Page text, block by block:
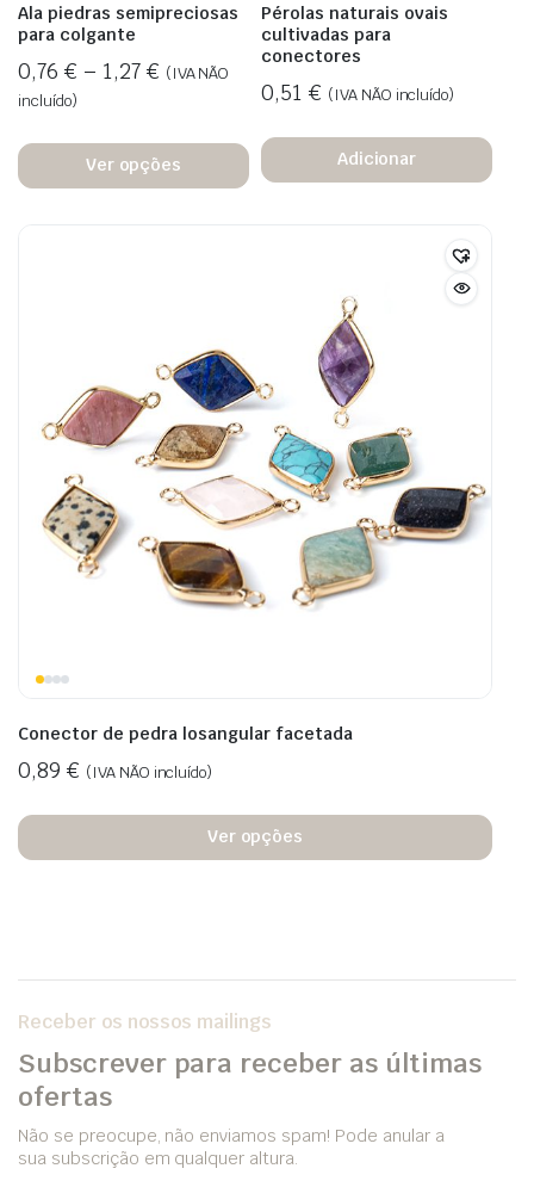
Ala piedras semipreciosas
para colgante
0,76 € – 1,27 € (IVA NÃO
incluído)
Ver opções
Pérolas naturais ovais
cultivadas para
conectores
0,51 € (IVA NÃO incluído)
Adicionar
Conector de pedra losangular facetada
0,89 € (IVA NÃO incluído)
Ver opções
Receber os nossos mailings
Subscrever para receber as últimas
ofertas
Não se preocupe, não enviamos spam! Pode anular a
sua subscrição em qualquer altura.